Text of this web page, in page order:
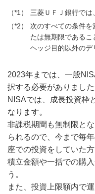
三菱ＵＦＪ銀行で
次のすべての条件
たは無期限である
ヘッジ目的以外のデ
2023年までは、一般
択する必要がありまし
NISAでは、成長投資枠
なります。
非課税期間も無制限と
られるので、今まで毎
座での投資をしていた
積立金額や一括での購
う。
また、投資上限額内で